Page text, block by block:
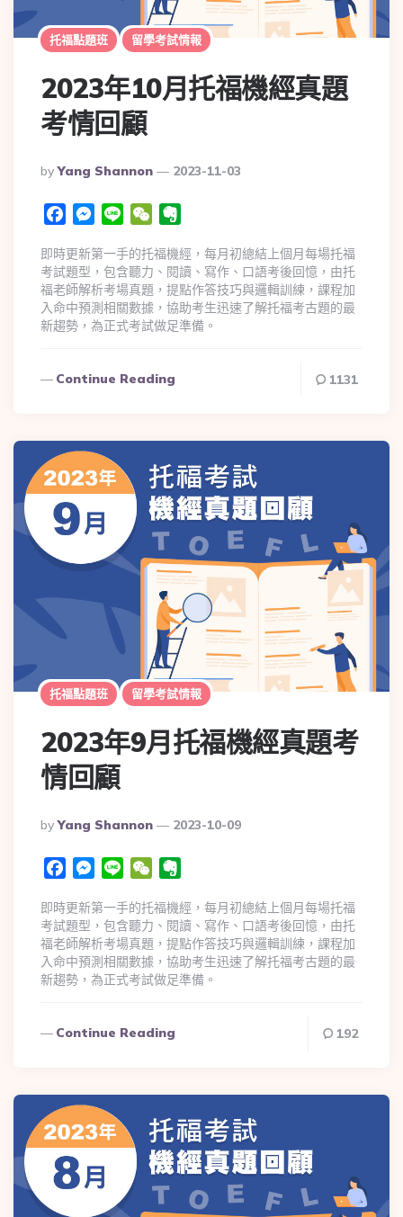
托福點題班 留學考試情報
2023年10月托福機經真題
考情回顧
By Yang Shannon 2023-11-03
FacebookMessenger
Line WeChat
即時更新第一手的托福機經，每月初總結上個月每場托福
考試題型，包含聽力、閱讀、寫作、口語考後回憶，由托
福老師解析考場真題，提點作答技巧與邏輯訓練，課程加
入命中預測相關數據，協助考生迅速了解托福考古題的最
新趨勢，為正式考試做足準備。
Continue Reading 1131
托福點題班 留學考試情報
2023年9月托福機經真題考
情回顧
By Yang Shannon 2023-10-09
FacebookMessenger
Line WeChat
即時更新第一手的托福機經，每月初總結上個月每場托福
考試題型，包含聽力、閱讀、寫作、口語考後回憶，由托
福老師解析考場真題，提點作答技巧與邏輯訓練，課程加
入命中預測相關數據，協助考生迅速了解托福考古題的最
新趨勢，為正式考試做足準備。
Continue Reading 192